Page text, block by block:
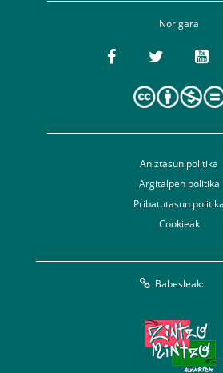
Nor gara
Aniztasun politika
Argitalpen politika
Pribatutasun politika
Cookieak
Babesleak: